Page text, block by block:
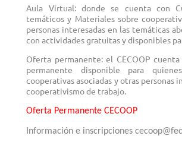
Aula Virtual: donde se cuenta con
temáticos y Materiales sobre
personas interesadas en las temáticas
con actividades gratuitas y disponibles
Oferta permanente:el CECOOP
permanente disponible para
cooperativas asociadas y otras personas
cooperativismo de trabajo.
Oferta Permanente CECOOP
Información e inscripciones